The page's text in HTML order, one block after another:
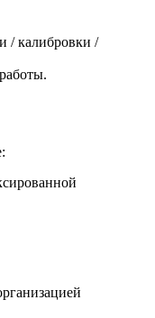
/ калибровки /